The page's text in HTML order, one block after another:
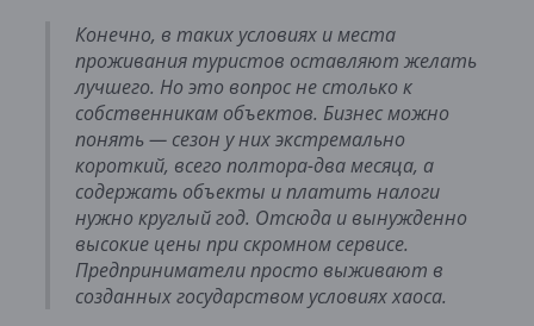
Конечно, в таких условиях и места
проживания туристов оставляют желать
лучшего. Но это вопрос не столько к
собственникам объектов. Бизнес можно
понять — сезон у них экстремально
короткий, всего полтора-два месяца, а
содержать объекты и платить налоги
нужно круглый год. Отсюда и вынужденно
высокие цены при скромном сервисе.
Предприниматели просто выживают в
созданных государством условиях хаоса.